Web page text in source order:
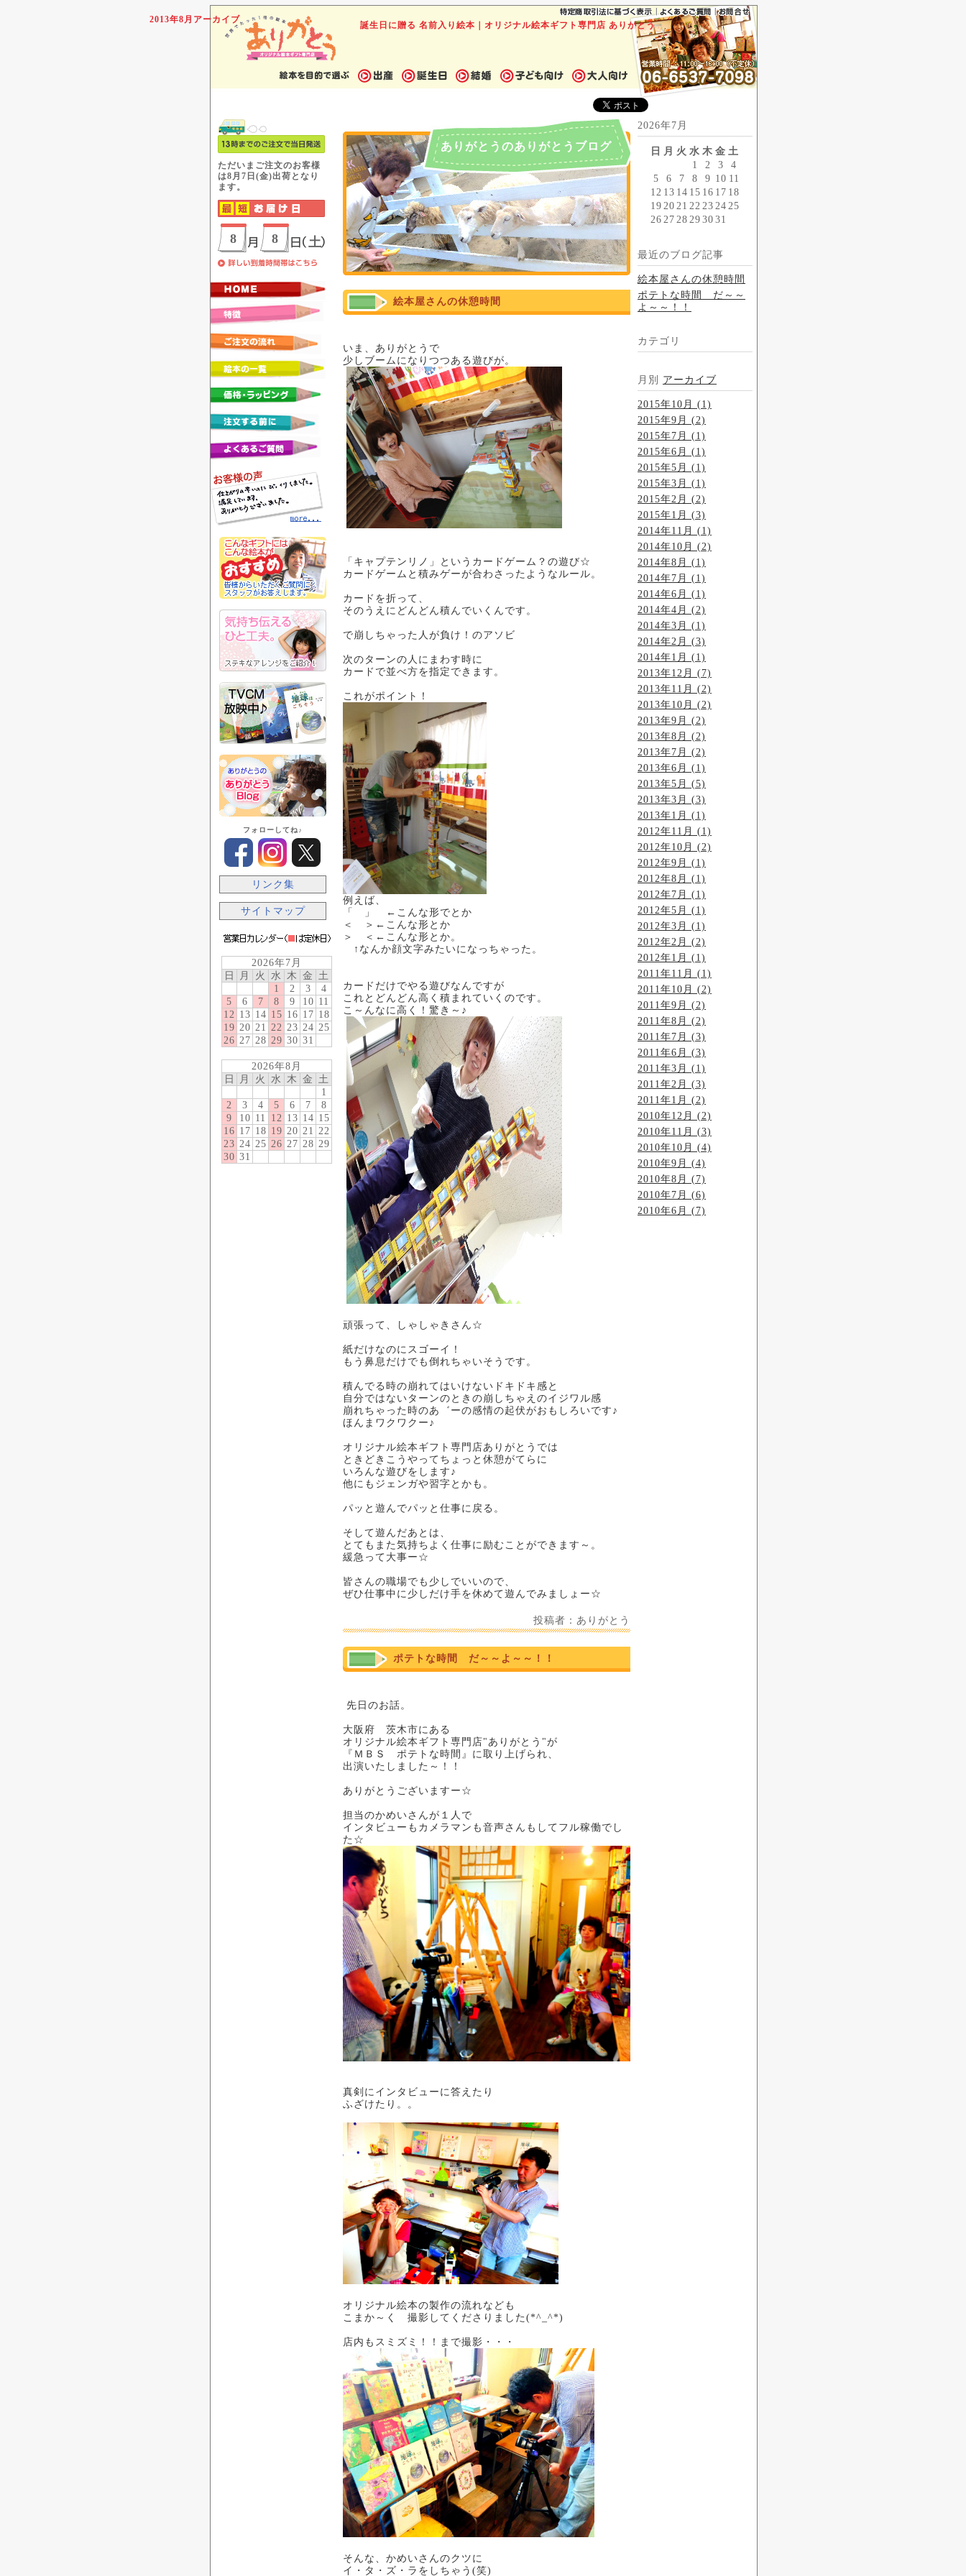
誕生日に贈る 名前入り絵本｜オリジナル絵本ギフト専門店 ありがとう
フォローしてね♪
リンク集
サイトマップ
2026年7月
日
月 火 水 木 金 土
1
2 3
4
5
6 7 8 9 10 11
12 13 14 15 16 17 18
19 20 21 22 23 24 25
26 27 28 29 30 31
2026年8月
日
月 火 水 木 金 土
1
2
3 4 5 6 7
8
9
10 11 12 13 14 15
16 17 18 19 20 21 22
23 24 25 26 27 28 29
30 31
ありがとうのありがとうブログ
2013年8月アーカイブ
絵本屋さんの休憩時間
いま、ありがとうで
少しブームになりつつある遊びが。
「キャプテンリノ」というカードゲーム？の遊び☆
カードゲームと積みゲーが合わさったようなルール。
カードを折って、
そのうえにどんどん積んでいくんです。
で崩しちゃった人が負け！のアソビ
次のターンの人にまわす時に
カードで並べ方を指定できます。
これがポイント！
例えば、
「 」 ←こんな形でとか
＜ ＞←こんな形とか
＞ ＜←こんな形とか。
↑なんか顔文字みたいになっちゃった。
カードだけでやる遊びなんですが
これとどんどん高く積まれていくのです。
こ～んなに高く！驚き～♪
頑張って、しゃしゃきさん☆
紙だけなのにスゴーイ！
もう鼻息だけでも倒れちゃいそうです。
積んでる時の崩れてはいけないドキドキ感と
自分ではないターンのときの崩しちゃえのイジワル感
崩れちゃった時のあ゛ーの感情の起伏がおもしろいです♪
ほんまワクワクー♪
オリジナル絵本ギフト専門店ありがとうでは
ときどきこうやってちょっと休憩がてらに
いろんな遊びをします♪
他にもジェンガや習字とかも。
パッと遊んでパッと仕事に戻る。
そして遊んだあとは、
とてもまた気持ちよく仕事に励むことができます～。
緩急って大事ー☆
皆さんの職場でも少しでいいので、
ぜひ仕事中に少しだけ手を休めて遊んでみましょー☆
投稿者：ありがとう
ポテトな時間 だ～～よ～～！！
先日のお話。
大阪府 茨木市にある
オリジナル絵本ギフト専門店"ありがとう"が
『ＭＢＳ ポテトな時間』に取り上げられ、
出演いたしました～！！
ありがとうございますー☆
担当のかめいさんが１人で
インタビューもカメラマンも音声さんもしてフル稼働でし
た☆
真剣にインタビューに答えたり
ふざけたり。。
オリジナル絵本の製作の流れなども
こまか～く 撮影してくださりました(*^_^*)
店内もスミズミ！！まで撮影・・・
そんな、かめいさんのクツに
イ・タ・ズ・ラをしちゃう(笑)
2026年7月
日 月 火 水 木 金 土
1
2 3
4
5
6 7 8 9 10 11
12 13 14 15 16 17 18
19 20 21 22 23 24 25
26 27 28 29 30 31
最近のブログ記事
絵本屋さんの休憩時間
ポテトな時間 だ～～
よ～～！！
カテゴリ
月別 アーカイブ
2015年10月 (1)
2015年9月 (2)
2015年7月 (1)
2015年6月 (1)
2015年5月 (1)
2015年3月 (1)
2015年2月 (2)
2015年1月 (3)
2014年11月 (1)
2014年10月 (2)
2014年8月 (1)
2014年7月 (1)
2014年6月 (1)
2014年4月 (2)
2014年3月 (1)
2014年2月 (3)
2014年1月 (1)
2013年12月 (7)
2013年11月 (2)
2013年10月 (2)
2013年9月 (2)
2013年8月 (2)
2013年7月 (2)
2013年6月 (1)
2013年5月 (5)
2013年3月 (3)
2013年1月 (1)
2012年11月 (1)
2012年10月 (2)
2012年9月 (1)
2012年8月 (1)
2012年7月 (1)
2012年5月 (1)
2012年3月 (1)
2012年2月 (2)
2012年1月 (1)
2011年11月 (1)
2011年10月 (2)
2011年9月 (2)
2011年8月 (2)
2011年7月 (3)
2011年6月 (3)
2011年3月 (1)
2011年2月 (3)
2011年1月 (2)
2010年12月 (2)
2010年11月 (3)
2010年10月 (4)
2010年9月 (4)
2010年8月 (7)
2010年7月 (6)
2010年6月 (7)